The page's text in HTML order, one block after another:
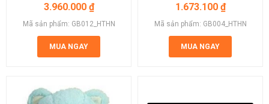
3.960.000 ₫
Mã sản phẩm: GB012_HTHN
MUA NGAY
1.673.100 ₫
Mã sản phẩm: GB004_HTHN
MUA NGAY